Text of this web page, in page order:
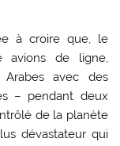
à croire que, le
avions de ligne,
Arabes avec des
– pendant deux
de la planète
dévastateur qui